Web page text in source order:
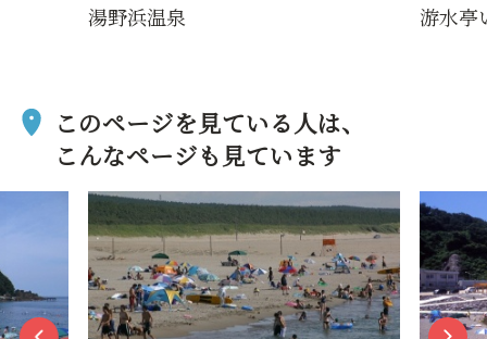
湯野浜温泉 游水亭
このページを見ている人は、
こんなページも見ています